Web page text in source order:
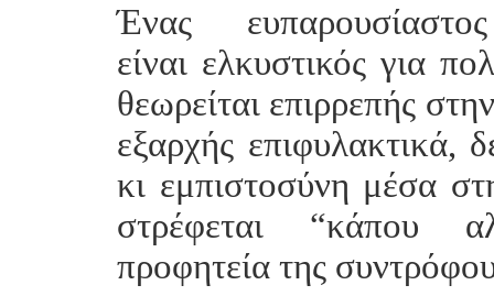
Ένας
είναι ελκυστικός για
θεωρείται επιρρεπής
εξαρχής επιφυλακτικά,
κι εμπιστοσύνη μέσα
στρέφεται “κάπου
προφητεία της